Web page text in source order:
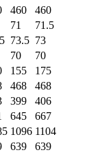
460
460
71
71.5
73.5 73
70
70
155
175
468
468
399
406
645
667
1096 1104
639 639